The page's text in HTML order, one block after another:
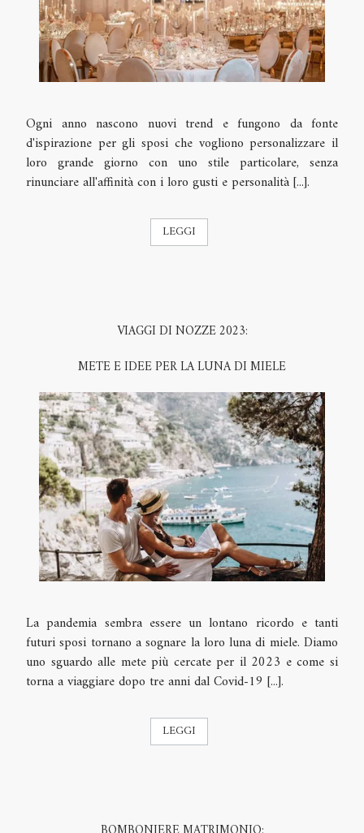
Ogni anno nascono nuovi trend e fungono da fonte
d'ispirazione per gli sposi che vogliono personalizzare il
loro grande giorno con uno stile particolare, senza
rinunciare all'affinità con i loro gusti e personalità [...].
LEGGI
VIAGGI DI NOZZE 2023:
METE E IDEE PER LA LUNA DI MIELE
La pandemia sembra essere un lontano ricordo e tanti
futuri sposi tornano a sognare la loro luna di miele. Diamo
uno sguardo alle mete più cercate per il 2023 e come si
torna a viaggiare dopo tre anni dal Covid-19 [...].
LEGGI